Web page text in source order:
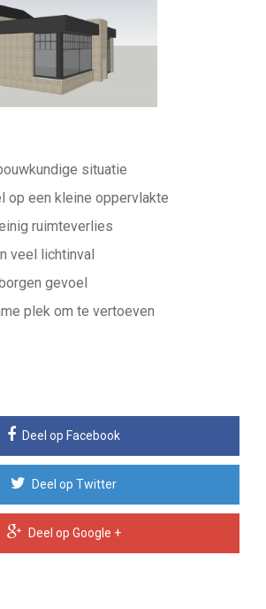
situatie
op een kleine oppervlakte
ruimteverlies
veel lichtinval
gevoel
plek om te vertoeven
Deel op Facebook
Deel op Twitter
Deel op Google +